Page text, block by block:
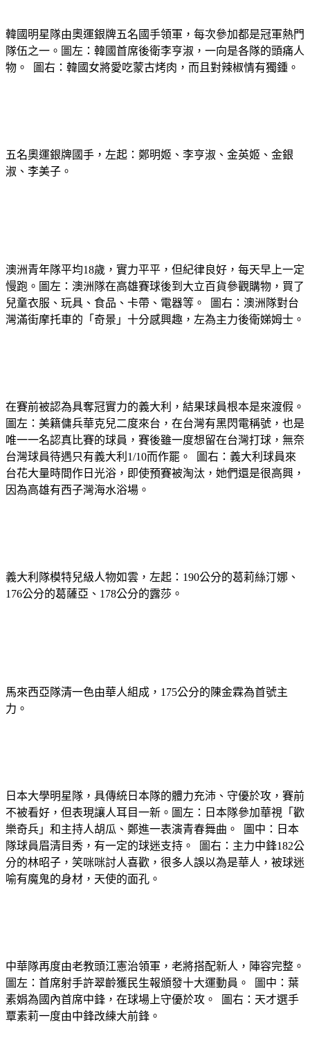
韓國明星隊由奧運銀牌五名國手領軍，每次參加都是冠軍熱門
隊伍之一。圖左：韓國首席後衛李亨淑，一向是各隊的頭痛人
物。 圖右：韓國女將愛吃蒙古烤肉，而且對辣椒情有獨鍾。
五名奧運銀牌國手，左起：鄭明姬、李亨淑、金英姬、金銀
淑、李美子。
澳洲青年隊平均18歲，實力平平，但紀律良好，每天早上一定
慢跑。圖左：澳洲隊在高雄賽球後到大立百貨參觀購物，買了
兒童衣服、玩具、食品、卡帶、電器等。 圖右：澳洲隊對台
灣滿街摩托車的「奇景」十分感興趣，左為主力後衛娣姆士。
在賽前被認為具奪冠實力的義大利，結果球員根本是來渡假。
圖左：美籍傭兵華克兒二度來台，在台灣有黑閃電稱號，也是
唯一一名認真比賽的球員，賽後雖一度想留在台灣打球，無奈
台灣球員待遇只有義大利1/10而作罷。 圖右：義大利球員來
台花大量時間作日光浴，即使預賽被淘汰，她們還是很高興，
因為高雄有西子灣海水浴場。
義大利隊模特兒級人物如雲，左起：190公分的葛莉絲汀娜、
176公分的葛薩亞、178公分的露莎。
馬來西亞隊清一色由華人組成，175公分的陳金霖為首號主
力。
日本大學明星隊，具傳統日本隊的體力充沛、守優於攻，賽前
不被看好，但表現讓人耳目一新。圖左：日本隊參加華視「歡
樂奇兵」和主持人胡瓜、鄭進一表演青春舞曲。 圖中：日本
隊球員眉清目秀，有一定的球迷支持。 圖右：主力中鋒182公
分的林昭子，笑咪咪討人喜歡，很多人誤以為是華人，被球迷
喻有魔鬼的身材，天使的面孔。
中華隊再度由老教頭江憲治領軍，老將搭配新人，陣容完整。
圖左：首席射手許翠齡獲民生報頒發十大運動員。 圖中：葉
素娟為國內首席中鋒，在球場上守優於攻。 圖右：天才選手
覃素莉一度由中鋒改練大前鋒。